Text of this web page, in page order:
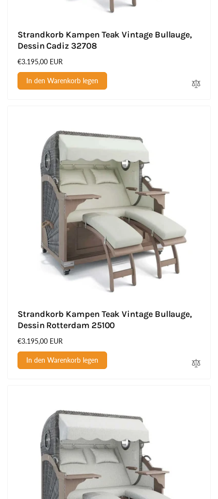
Strandkorb Kampen Teak Vintage Bullauge,
Dessin Cadiz 32708
Normaler
Preis
€3.195,00 EUR
In den Warenkorb legen
Strandkorb Kampen Teak Vintage Bullauge,
Dessin Rotterdam 25100
Normaler
Preis
€3.195,00 EUR
In den Warenkorb legen